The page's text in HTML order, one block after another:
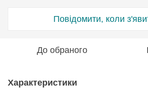
Повідомити, коли
До обраного
Характеристики